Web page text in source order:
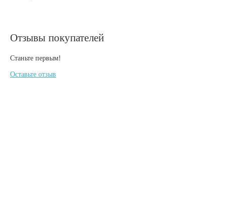
Отзывы покупателей
Станьте первым!
Оставьте отзыв